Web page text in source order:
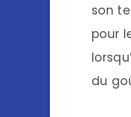
son
pour
du